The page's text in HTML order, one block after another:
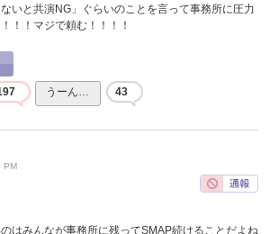
いと共演NG」ぐらいのことを言って事務所に圧力
！！マジで頼む！！！！
うーん… 43
PM
はみんなが事務所に残ってSMAP続けることだよね